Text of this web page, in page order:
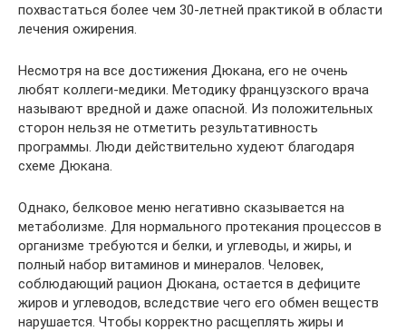
похвастаться более чем 30-летней практикой в области
лечения ожирения.
Несмотря на все достижения Дюкана, его не очень
любят коллеги-медики. Методику французского врача
называют вредной и даже опасной. Из положительных
сторон нельзя не отметить результативность
программы. Люди действительно худеют благодаря
схеме Дюкана.
Однако, белковое меню негативно сказывается на
метаболизме. Для нормального протекания процессов в
организме требуются и белки, и углеводы, и жиры, и
полный набор витаминов и минералов. Человек,
соблюдающий рацион Дюкана, остается в дефиците
жиров и углеводов, вследствие чего его обмен веществ
нарушается. Чтобы корректно расщеплять жиры и